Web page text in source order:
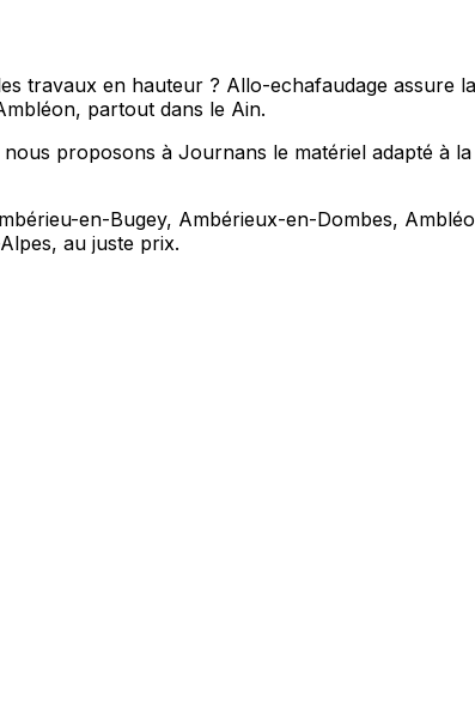
travaux en hauteur ? Allo-echafaudage assure
partout dans le Ain.
proposons à Journans le matériel adapté à
en-Bugey, Ambérieux-en-Dombes,
au juste prix.